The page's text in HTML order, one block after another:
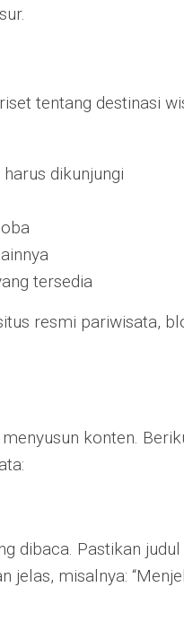
tentang destinasi
dikunjungi
tersedia
resmi pariwisata,
konten.
dibaca. Pastikan
jelas, misalnya: